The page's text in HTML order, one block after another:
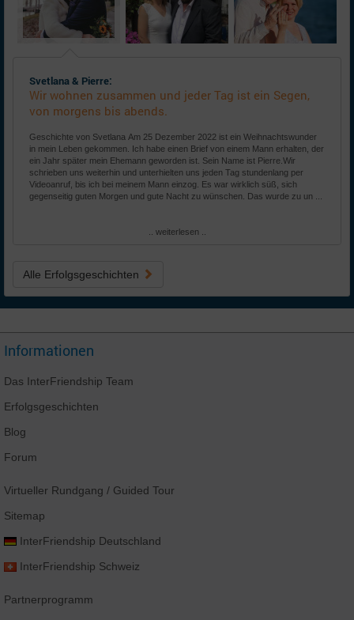
Svetlana & Pierre:
Wir wohnen zusammen und jeder Tag ist ein Segen,
von morgens bis abends.
Geschichte von Svetlana Am 25 Dezember 2022 ist ein Weihnachtswunder
in mein Leben gekommen. Ich habe einen Brief von einem Mann erhalten, der
ein Jahr später mein Ehemann geworden ist. Sein Name ist Pierre.Wir
schrieben uns weiterhin und unterhielten uns jeden Tag stundenlang per
Videoanruf, bis ich bei meinem Mann einzog. Es war wirklich süß, sich
gegenseitig guten Morgen und gute Nacht zu wünschen. Das wurde zu un ...
.. weiterlesen ..
Alle Erfolgsgeschichten
Informationen
Das InterFriendship Team
Erfolgsgeschichten
Blog
Forum
Virtueller Rundgang / Guided Tour
Sitemap
InterFriendship Deutschland
InterFriendship Schweiz
Partnerprogramm